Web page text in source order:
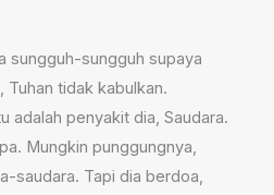
sungguh-sungguh supaya
Tuhan tidak kabulkan.
adalah penyakit dia, Saudara.
Mungkin punggungnya,
saudara. Tapi dia berdoa,